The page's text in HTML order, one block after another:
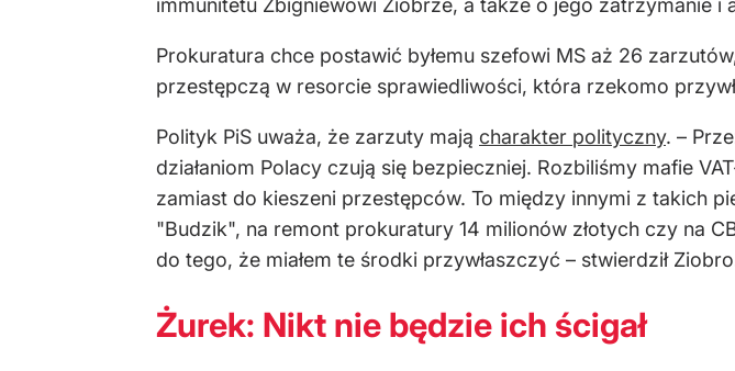
immunitetu Zbigniewowi Ziobrze, a także o jego zatrzymanie i
Prokuratura chce postawić byłemu szefowi MS aż 26
przestępczą w resorcie sprawiedliwości, która rzekomo
Polityk PiS uważa, że zarzuty mają charakter polityczny. –
działaniom Polacy czują się bezpieczniej. Rozbiliśmy mafie
zamiast do kieszeni przestępców. To między innymi z takich
"Budzik", na remont prokuratury 14 milionów złotych czy na
do tego, że miałem te środki przywłaszczyć – stwierdził
Żurek: Nikt nie będzie ich ścigał